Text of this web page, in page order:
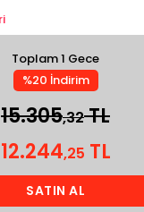
Toplam 1 Gece
%20 İndirim
15.305,32TL
12.244,25 TL
SATIN AL